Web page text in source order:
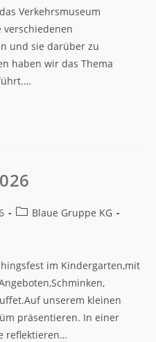
Verkehrsmuseum
und sie darüber zu
haben wir das Thema
Blaue Gruppe KG
im Kindergarten,mit
unserem kleinen
präsentieren. In einer
reflektieren…